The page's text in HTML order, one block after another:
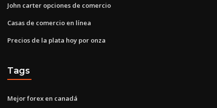
John carter opciones de comercio
Casas de comercio en línea
Precios de la plata hoy por onza
Tags
Mejor forex en canadá